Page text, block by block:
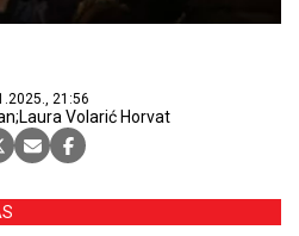
21:56
Volarić Horvat